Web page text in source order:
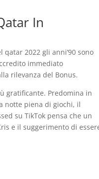
In
2022 gli anni’90 sono
immediato
rilevanza del Bonus.
gratificante. Predomina in
notte piena di giochi, il
su TikTok pensa che un
e il suggerimento di